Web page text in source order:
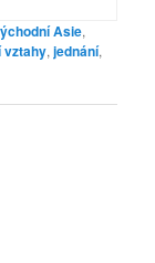
Asie,
vztahy,jednání,